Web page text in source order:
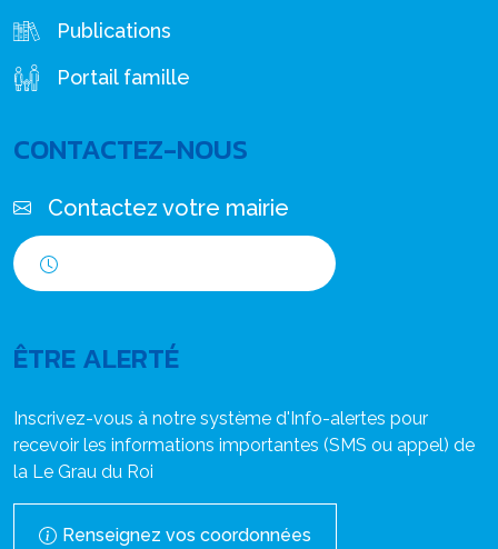
Publications
Portail famille
CONTACTEZ-NOUS
Contactez votre mairie
ÊTRE ALERTÉ
Inscrivez-vous à notre système d'Info-alertes pour
recevoir les informations importantes (SMS ou appel) de
la Le Grau du Roi
Renseignez vos coordonnées